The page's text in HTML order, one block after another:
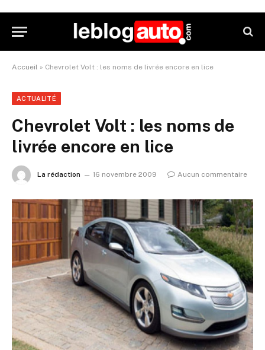
Accueil » Chevrolet Volt : les noms de livrée encore en lice
ACTUALITÉ
Chevrolet Volt : les noms de
livrée encore en lice
La rédaction 16 novembre 2009 Aucun commentaire